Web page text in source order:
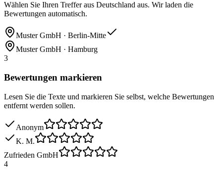
Wählen Sie Ihren Treffer aus Deutschland aus. Wir laden die
Bewertungen automatisch.
Muster GmbH · Berlin-Mitte
Muster GmbH · Hamburg
3
Bewertungen markieren
Lesen Sie die Texte und markieren Sie selbst, welche Bewertungen
entfernt werden sollen.
Anonym
K. M.
Zufrieden GmbH
4